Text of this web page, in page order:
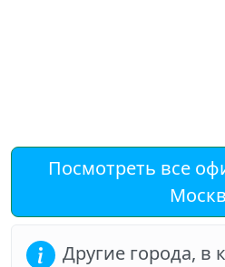
Посмотреть все
Другие города, в